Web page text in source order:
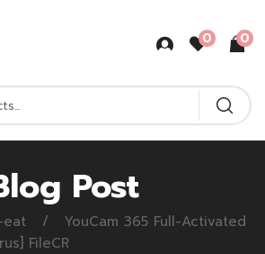
0 0
Post
YouCam 365 Full-Activated
FileCR